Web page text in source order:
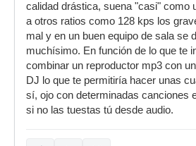
calidad drástica, suena "casi" como
a otros ratios como 128 kps los
mal y en un buen equipo de sala se
muchísimo. En función de lo que te
combinar un reproductor mp3 con
DJ lo que te permitiría hacer unas
sí, ojo con determinadas canciones
si no las tuestas tú desde audio.